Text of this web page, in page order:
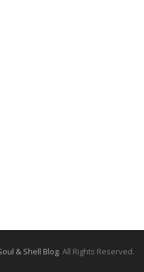
& Shell Blog. All Rights Reserved.